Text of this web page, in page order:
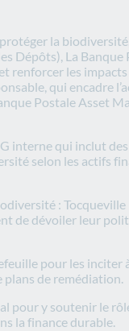
la
Dépôts), La
renforcer les
qui encadre
Postale Asset
interne qui inclut
selon les actifs
:
de dévoiler leur
pour les inciter
plans de remédiation.
pour y soutenir le
la finance durable.